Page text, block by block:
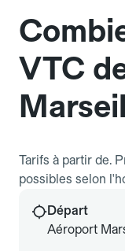
VTC
Tarifs à partir de.
possibles selon
Départ
Aéroport